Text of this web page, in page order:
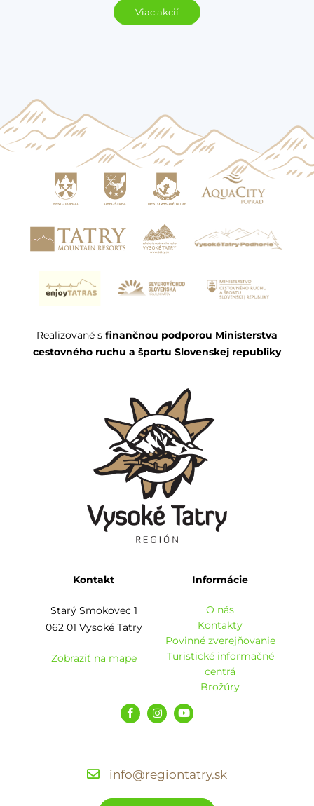
Viac akcií
Realizované s finančnou podporou Ministerstva
cestovného ruchu a športu Slovenskej republiky
Kontakt
Starý Smokovec 1
062 01 Vysoké Tatry
Zobraziť na mape
Informácie
O nás
Kontakty
Povinné zverejňovanie
Turistické informačné
centrá
Brožúry
info@regiontatry.sk